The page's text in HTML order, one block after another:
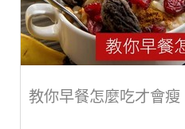
教你早餐怎麼吃才會瘦